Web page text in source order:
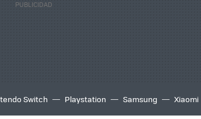
Switch Playstation Samsung Xiaomi